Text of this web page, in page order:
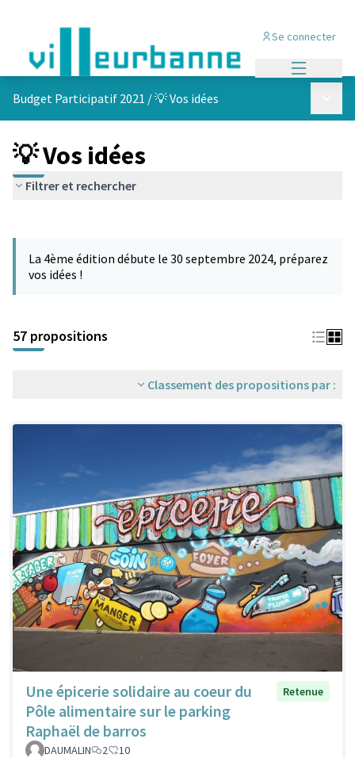
Se connecter
Budget Participatif 2021 /💡 Vos idées
💡 Vos idées
Filtrer et rechercher
La 4ème édition débute le 30 septembre 2024, préparez
vos idées !
57 propositions
Classement des propositions par :
Une épicerie solidaire au coeur du
Pôle alimentaire sur le parking
Raphaël de barros
Retenue
DAUMALIN 2 10